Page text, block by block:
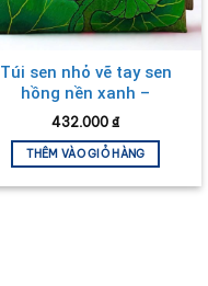
Túi sen nhỏ vẽ tay sen
hồng nền xanh –
MNVTN08
432.000 ₫
THÊM VÀO GIỎ HÀNG